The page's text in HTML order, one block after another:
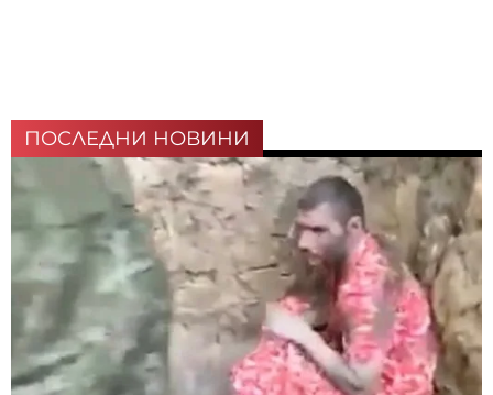
ПОСЛЕДНИ НОВИНИ